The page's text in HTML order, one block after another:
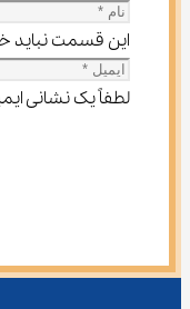
این قسمت نباید
لطفاً یک نشانی